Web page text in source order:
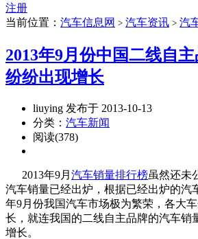
注册
当前位置： 汽车信息网 > 汽车资讯 > 汽
2013年9月份中国二线自
纷纷出现增长
liuying 发布于 2013-10-13
分类： 汽车新闻
阅读(378)
2013年9月 汽车销量排行榜虽然还未
汽车销量已经出炉，根据已经出炉的汽
年9月份我国汽车市场极为繁荣，各大
长，就连我国的二线自主品牌的汽车销
增长。